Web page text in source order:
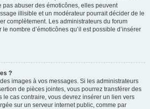
pas abuser des émoticônes, elles peuvent
illisible et un modérateur pourrait décider de le
complètement. Les administrateurs du forum
nombre d’émoticônes qu’il est possible d’insérer
?
images à vos messages. Si les administrateurs
de pièces jointes, vous pourrez transférer des
le cas contraire, vous devrez insérer un lien vers
sur un serveur internet public, comme par